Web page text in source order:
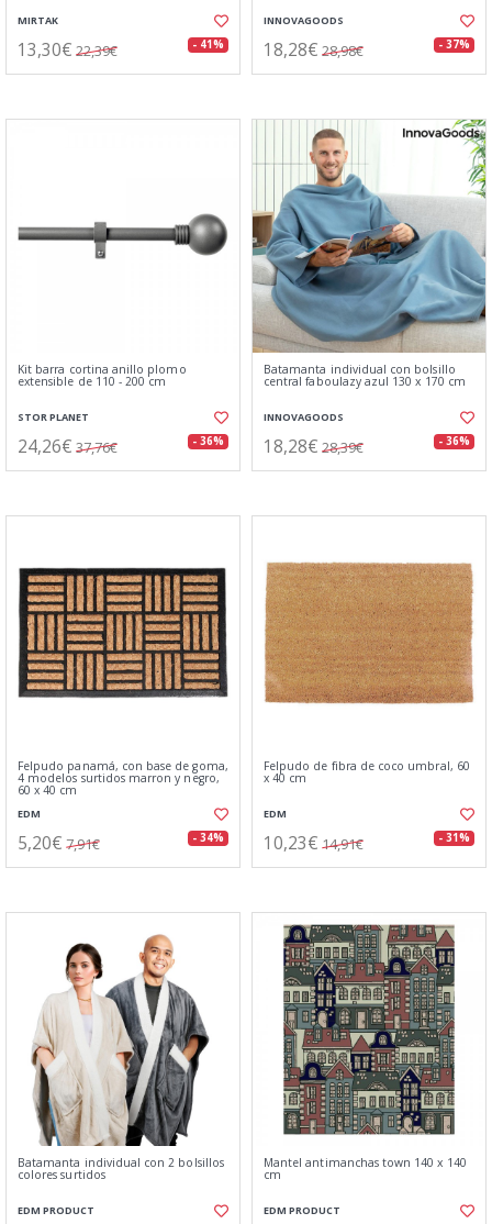
MIRTAK
13,30€ 22,39€ - 41%
INNOVAGOODS
18,28€ 28,98€ - 37%
Kit barra cortina anillo plomo
extensible de 110 - 200 cm
STOR PLANET
24,26€ 37,76€ - 36%
Batamanta individual con bolsillo
central faboulazy azul 130 x 170 cm
INNOVAGOODS
18,28€ 28,39€ - 36%
Felpudo panamá, con base de goma,
4 modelos surtidos marron y negro,
60 x 40 cm
EDM
5,20€ 7,91€ - 34%
Felpudo de fibra de coco umbral, 60
x 40 cm
EDM
10,23€ 14,91€ - 31%
Batamanta individual con 2 bolsillos
colores surtidos
EDM PRODUCT
Mantel antimanchas town 140 x 140
cm
EDM PRODUCT